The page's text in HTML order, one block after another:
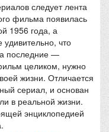
следует лента
фильма появилась
1956 года, а
что
последние —
целиком, нужно
жизни. Отличается
сериал, и основан
в реальной жизни.
энциклопедией